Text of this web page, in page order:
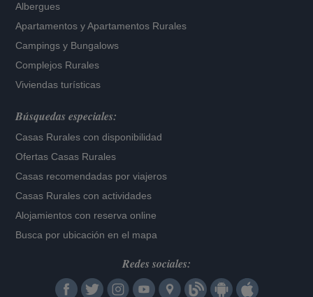
Albergues
Apartamentos yApartamentos Rurales
Campings y Bungalows
Complejos Rurales
Viviendas turísticas
Búsquedas especiales:
Casas Rurales con disponibilidad
Ofertas Casas Rurales
Casas recomendadas por viajeros
Casas Rurales con actividades
Alojamientos con reserva online
Busca por ubicación en el mapa
Redes sociales: